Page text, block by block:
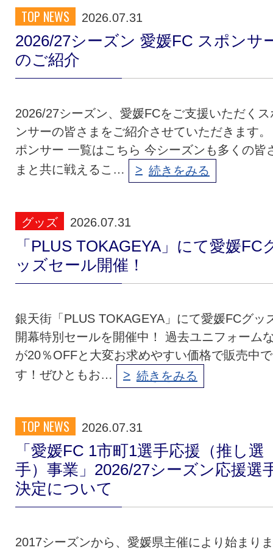
TOP NEWS 2026.07.31
2026/27シーズン 愛媛FC スポンサ
のご紹介
2026/27シーズン、愛媛FCをご支援いただくス
ンサーの皆さまをご紹介させていただきます
ポンサー 一覧はこちら 今シーズンも多くの皆
まと共に戦えるこ…
続きをみる
グッズ 2026.07.31
「PLUS TOKAGEYA」にて愛媛FC
ッズセール開催！
銀天街「PLUS TOKAGEYA」にて愛媛FCグッ
開幕特別セールを開催中！ 過去ユニフォーム
が20％OFFと大変お求めやすい価格で販売中で
す！ぜひともお…
続きをみる
TOP NEWS 2026.07.31
「愛媛FC 1市町1選手応援（推し選
手）事業」2026/27シーズン応援選
決定について
2017シーズンから、愛媛県主催により始まり